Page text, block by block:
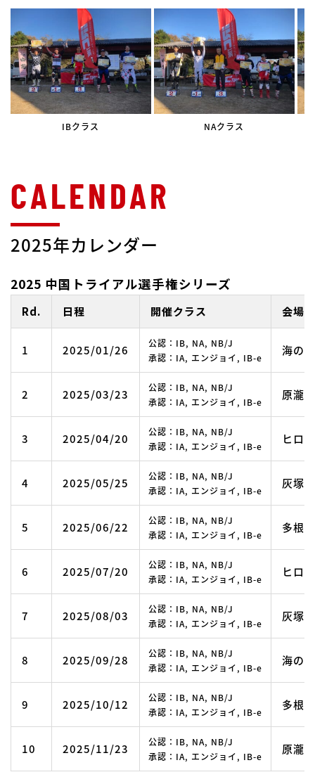
IBクラス NAクラス
2025年カレンダー
2025 中国トライアル選手権シリーズ
Rd. 日程 開催クラス 会場
1 2025/01/26
公認：IB, NA, NB/J
承認：IA, エンジョイ, IB-e
海の
2 2025/03/23
公認：IB, NA, NB/J
承認：IA, エンジョイ, IB-e
原瀧
3 2025/04/20
公認：IB, NA, NB/J
承認：IA, エンジョイ, IB-e
ヒロ
4 2025/05/25
公認：IB, NA, NB/J
承認：IA, エンジョイ, IB-e
灰塚
5 2025/06/22
公認：IB, NA, NB/J
承認：IA, エンジョイ, IB-e
多根
6 2025/07/20
公認：IB, NA, NB/J
承認：IA, エンジョイ, IB-e
ヒロ
7 2025/08/03
公認：IB, NA, NB/J
承認：IA, エンジョイ, IB-e
灰塚
8 2025/09/28
公認：IB, NA, NB/J
承認：IA, エンジョイ, IB-e
海の
9 2025/10/12
公認：IB, NA, NB/J
承認：IA, エンジョイ, IB-e
多根
10 2025/11/23
公認：IB, NA, NB/J
承認：IA, エンジョイ, IB-e
原瀧